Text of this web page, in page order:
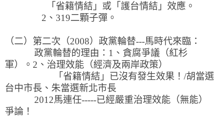
「省籍情結」或「護台情結」效應。
2、319二顆子彈。
（二）第二次（2008）政黨輪替---馬時代來臨：
政黨輪替的理由：1、貪腐爭議（紅杉
軍）。2、治理效能（經濟及兩岸政策）
「省籍情結」已沒有發生效果！/胡當選
台中市長、朱當選新北市長
2012馬連任-----已經嚴重治理效能（無能）
爭論！